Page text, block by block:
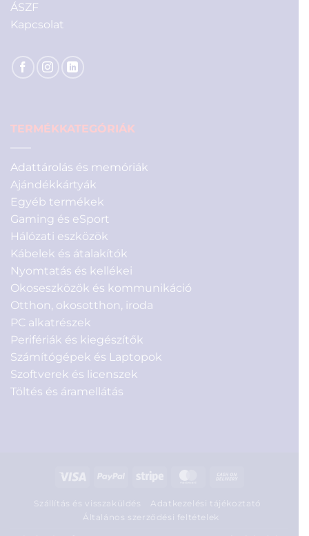
ÁSZF
Kapcsolat
TERMÉKKATEGÓRIÁK
Adattárolás és memóriák
Ajándékkártyák
Egyéb termékek
Gaming és eSport
Hálózati eszközök
Kábelek és átalakítók
Nyomtatás és kellékei
Okoseszközök és kommunikáció
Otthon, okosotthon, iroda
PC alkatrészek
Perifériák és kiegészítők
Számítógépek és Laptopok
Szoftverek és licenszek
Töltés és áramellátás
Visa PayPal Stripe MasterCard
Delivery
Szállítás és visszaküldés
Adatkezelési tájékoztató
Általános szerződési feltételek